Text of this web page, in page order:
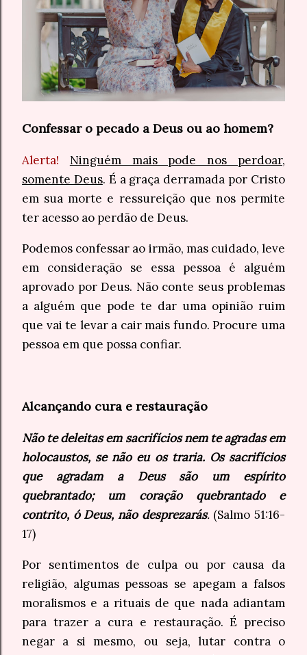
Confessar o pecado a Deus ou ao homem?
Alerta!
Ninguém mais pode nos perdoar,
somente Deus. É a graça derramada por Cristo
em sua morte e ressureição que nos permite
ter acesso ao perdão de Deus.
Podemos confessar ao irmão, mas cuidado, leve
em consideração se essa pessoa é alguém
aprovado por Deus. Não conte seus problemas
a alguém que pode te dar uma opinião ruim
que vai te levar a cair mais fundo. Procure uma
pessoa em que possa confiar.
Alcançando cura e restauração
Não te deleitas em sacrifícios nem te agradas em
holocaustos, se não eu os traria. Os sacrifícios
que agradam a Deus são um espírito
quebrantado; um coração quebrantado e
contrito, ó Deus, não desprezarás.(Salmo 51:16-
17)
Por sentimentos de culpa ou por causa da
religião, algumas pessoas se apegam a falsos
moralismos e a rituais de que nada adiantam
para trazer a cura e restauração. É preciso
negar a si mesmo, ou seja, lutar contra o